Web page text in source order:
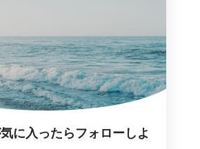
に入ったらフォローしよ